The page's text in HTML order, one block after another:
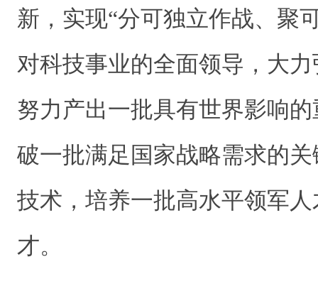
新，实现“分可独立作战、聚
对科技事业的全面领导，大
努力产出一批具有世界影响
破一批满足国家战略需求的
技术，培养一批高水平领军
才。